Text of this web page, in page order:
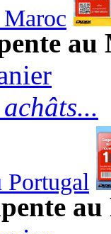
Maroc
au
Portugal